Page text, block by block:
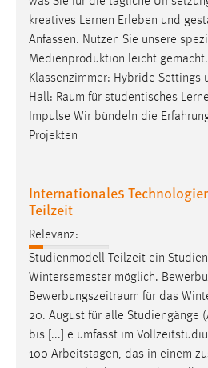
kreatives Lernen Erleben und
Anfassen. Nutzen Sie unsere
Medienproduktion leicht
Klassenzimmer: Hybride Settings
Hall: Raum für studentisches
Impulse Wir bündeln die
Projekten
Internationales
Teilzeit
Relevanz:
Studienmodell Teilzeit ein
Wintersemester möglich.
Bewerbungszeitraum für das
20. August für alle Studiengänge
bis [...] e umfasst im
100 Arbeitstagen, das in einem
Zweck:
Für performante
gespeichert, ob man eingeloggt
Sprachpräferenz
Name:
site-language-preference
Cookie Laufzeit:
Chat
Name:
MibewSessionID,
chat-frame-style-